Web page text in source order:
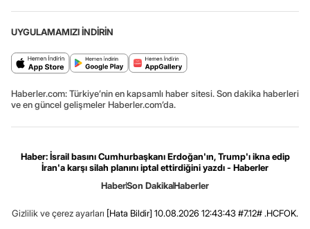
UYGULAMAMIZI İNDİRİN
Haberler.com: Türkiye’nin en kapsamlı haber sitesi. Son dakika haberleri
ve en güncel gelişmeler Haberler.com’da.
Haber: İsrail basını Cumhurbaşkanı Erdoğan'ın, Trump'ı ikna edip
İran'a karşı silah planını iptal ettirdiğini yazdı - Haberler
HaberSon DakikaHaberler
Gizlilik ve çerez ayarları [Hata Bildir] 10.08.2026 12:43:43 #7.12# .HCFOK.